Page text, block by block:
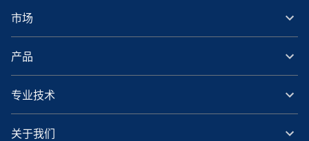
市场
产品
专业技术
关于我们